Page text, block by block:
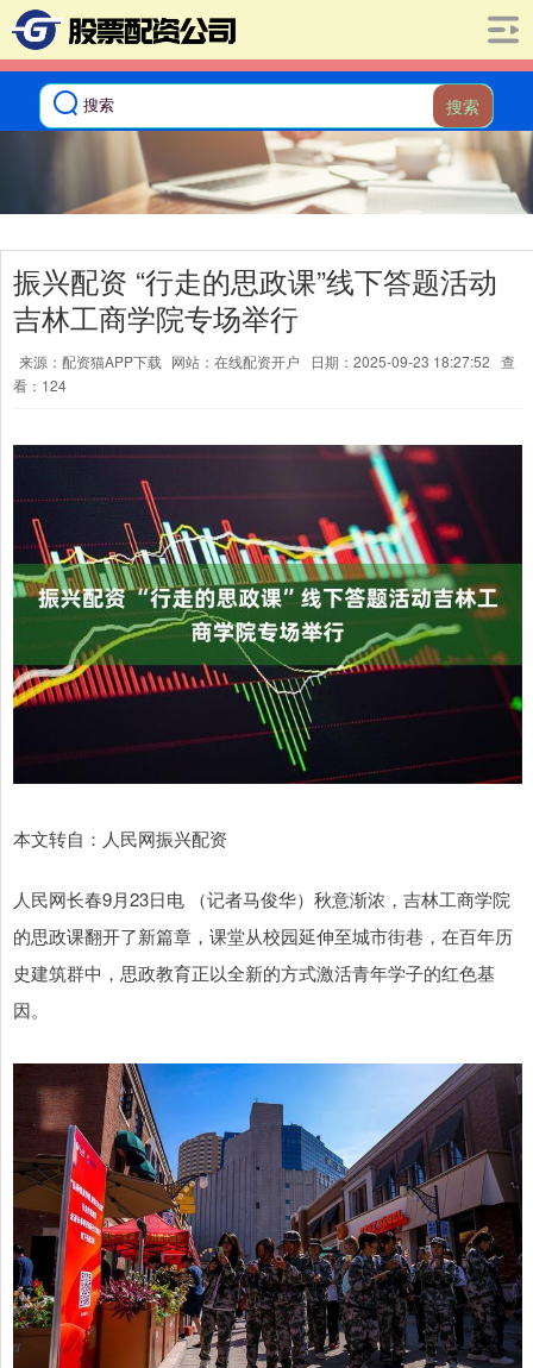
搜索
振兴配资 “行走的思政课”线下答题活动
吉林工商学院专场举行
来源：配资猫APP下载 网站：在线配资开户 日期：2025-09-23 18:27:52 查
看：124
本文转自：人民网振兴配资
人民网长春9月23日电 （记者马俊华）秋意渐浓，吉林工商学院
的思政课翻开了新篇章，课堂从校园延伸至城市街巷，在百年历
史建筑群中，思政教育正以全新的方式激活青年学子的红色基
因。